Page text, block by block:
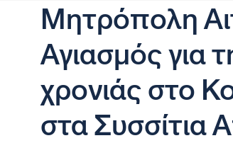
Μητρόπολη
Αγιασμός για
χρονιάς στο
στα Συσσίτια